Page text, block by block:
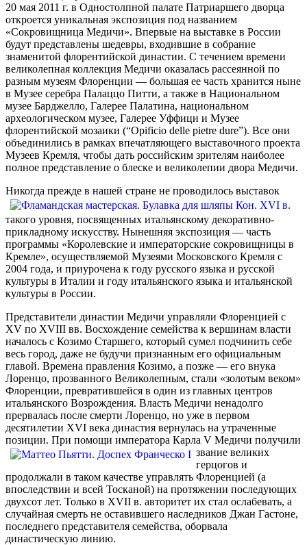
20 мая 2011 г. в Одностолпной палате Патриаршего дворца
откроется уникальная экспозиция под названием
«Сокровищница Медичи». Впервые на выставке в России
будут представлены шедевры, входившие в собрание
знаменитой флорентийской династии. С течением времени
великолепная коллекция Медичи оказалась рассеянной по
разным музеям Флоренции — большая ее часть хранится ныне
в Музее серебра Палаццо Питти, а также в Национальном
музее Барджелло, Галерее Палатина, национальном
археологическом музее, Галерее Уффици и Музее
флорентийской мозаики (“Opificio delle pietre dure”). Все они
объединились в рамках впечатляющего выставочного проекта
Музеев Кремля, чтобы дать российским зрителям наиболее
полное представление о блеске и великолепии двора Медичи.
Никогда прежде в нашей стране не проводилось выставок
такого уровня, посвященных итальянскому декоративно-
прикладному искусству. Нынешняя экспозиция — часть
программы «Королевские и императорские сокровищницы в
Кремле», осуществляемой Музеями Московского Кремля с
2004 года, и приурочена к году русского языка и русской
культуры в Италии и году итальянского языка и итальянской
культуры в России.
Представители династии Медичи управляли Флоренцией с
XV по XVIII вв. Восхождение семейства к вершинам власти
началось с Козимо Старшего, который сумел подчинить себе
весь город, даже не будучи признанным его официальным
главой. Времена правления Козимо, а позже — его внука
Лоренцо, прозванного Великолепным, стали «золотым веком»
Флоренции, превратившейся в один из главных центров
итальянского Возрождения. Власть Медичи ненадолго
прервалась после смерти Лоренцо, но уже в первом
десятилетии XVI века династия вернулась на утраченные
позиции. При помощи императора Карла V Медичи получили
звание великих
герцогов и
продолжали в таком качестве управлять Флоренцией (а
впоследствии и всей Тосканой) на протяжении последующих
двухсот лет. Только в XVII в. авторитет их стал ослабевать, а
случайная смерть не оставившего наследников Джан Гастоне,
последнего представителя семейства, оборвала
династическую линию.